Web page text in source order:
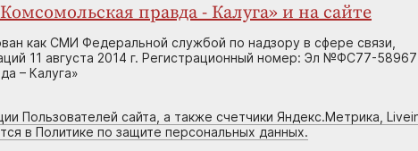
правда - Калуга» и на сайте
как СМИ Федеральной службой по надзору в сфере связи,
11 августа 2014 г. Регистрационный номер: Эл №ФС77-58967
– Калуга»
Пользователей сайта, а также счетчики Яндекс.Метрика,
в Политике по защите персональных данных.